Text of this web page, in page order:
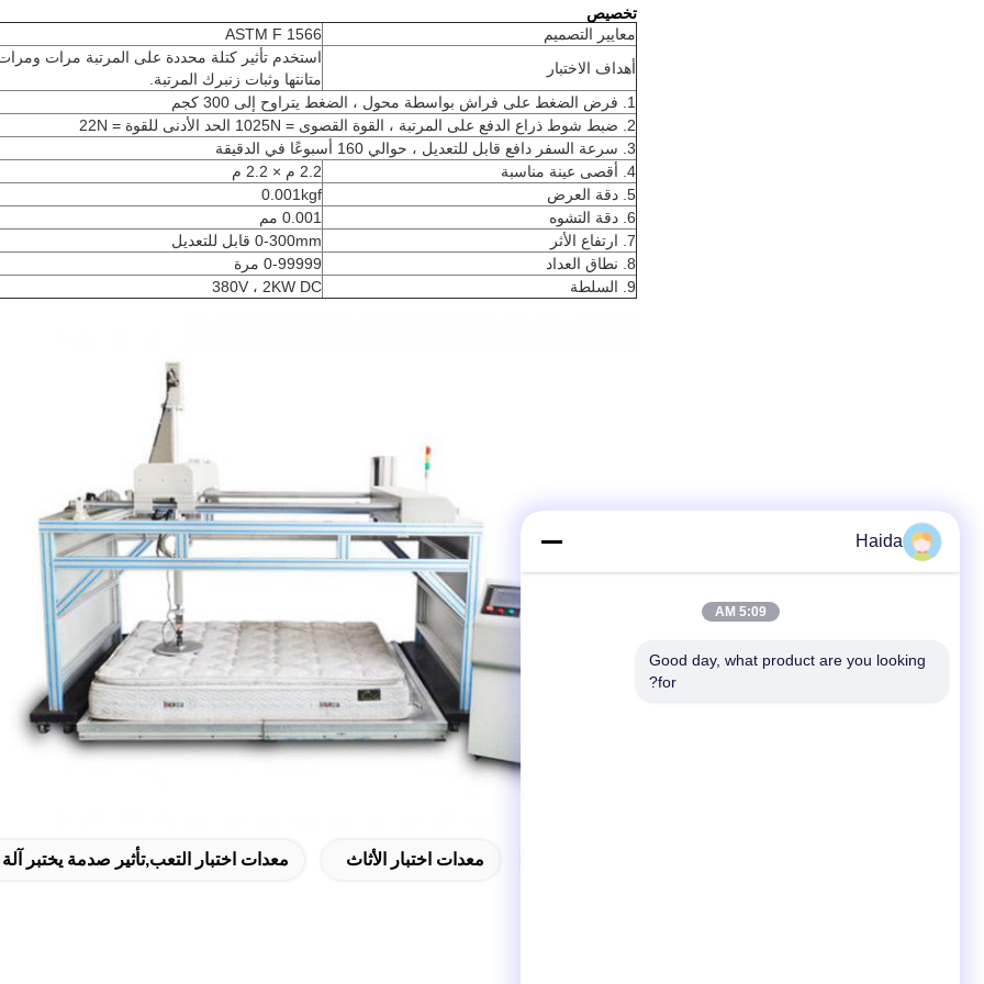
تخصيص
معايير التصميم
ASTM F 1566
أهداف الاختبار
استخدم تأثير كتلة محددة على المرتبة مرات ومرات
متانتها وثبات زنبرك المرتبة.
1. فرض الضغط على فراش بواسطة محول ، الضغط يتراوح إلى 300 كجم
2. ضبط شوط ذراع الدفع على المرتبة ، القوة القصوى = 1025N الحد الأدنى للقوة = 22N
3. سرعة السفر دافع قابل للتعديل ، حوالي 160 أسبوعًا في الدقيقة
4. أقصى عينة مناسبة
2.2 م × 2.2 م
5. دقة العرض
0.001kgf
6. دقة التشوه
0.001 مم
7. ارتفاع الأثر
0-300mm قابل للتعديل
8. نطاق العداد
0-99999 مرة
9. السلطة
380V ، 2KW DC
معدات اختبار الأثاث معدات اختبار التعب,تأثير صدمة يختبر آلة
Haida
5:09 AM
Good day, what product are you looking
for?